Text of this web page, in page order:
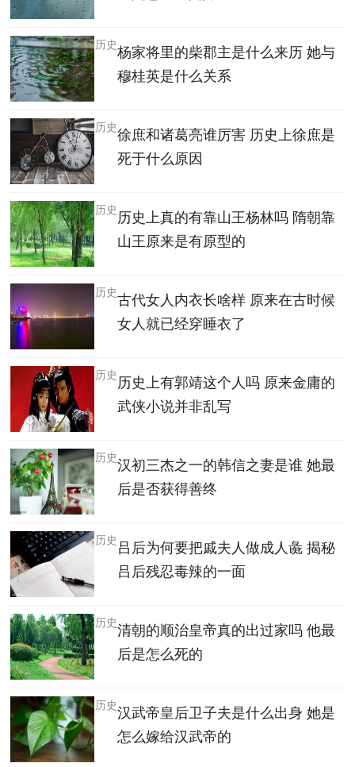
杨家将里的柴郡主是什么来历 她与
穆桂英是什么关系
历史
徐庶和诸葛亮谁厉害 历史上徐庶是
死于什么原因
历史
历史上真的有靠山王杨林吗 隋朝靠
山王原来是有原型的
历史
古代女人内衣长啥样 原来在古时候
女人就已经穿睡衣了
历史
历史上有郭靖这个人吗 原来金庸的
武侠小说并非乱写
历史
汉初三杰之一的韩信之妻是谁 她最
后是否获得善终
历史
吕后为何要把戚夫人做成人彘 揭秘
吕后残忍毒辣的一面
历史
清朝的顺治皇帝真的出过家吗 他最
后是怎么死的
历史
汉武帝皇后卫子夫是什么出身 她是
怎么嫁给汉武帝的
历史